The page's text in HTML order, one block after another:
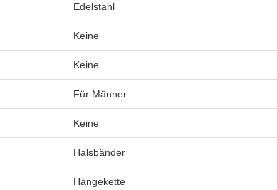
Edelstahl
Keine
Keine
Für Männer
Keine
Halsbänder
Hängekette